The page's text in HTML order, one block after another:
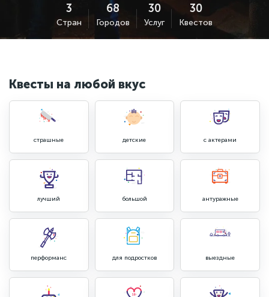
Стран Городов Услуг Квестов
Квесты на любой вкус
страшные детские с актерами
лучший большой антуражные
перформанс для подростков выездные